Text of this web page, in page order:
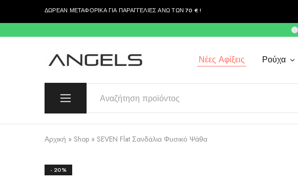
περιεχόμενοΔΩΡΕΑΝ ΜΕΤΑΦΟΡΙΚΑ ΓΙΑ ΠΑΡΑΓΓΕΛΙΕΣ ΑΝΩ ΤΩΝ 70 € !
Angels
Greek
Quality
Νέες Αφίξεις Ρούχα
Αρχική » Shop » SEVEN Flat Σανδάλια Φυσικό Ψάθα
- 20%